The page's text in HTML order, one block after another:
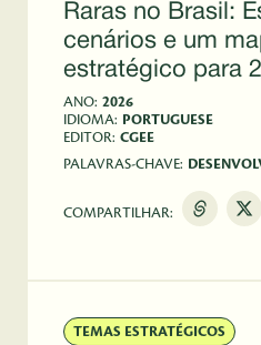
Raras no Brasil:
cenários e um
estratégico para
ANO: 2026
IDIOMA: PORTUGUESE
EDITOR: CGEE
PALAVRAS-CHAVE:
COMPARTILHAR:
TEMAS ESTRATÉGICOS